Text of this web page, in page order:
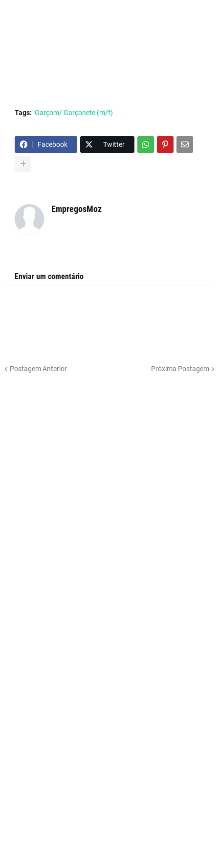
Tags: Garçom/ Garçonete (m/f)
Facebook Twitter
EmpregosMoz
Enviar um comentário
Postagem Anterior Próxima Postagem